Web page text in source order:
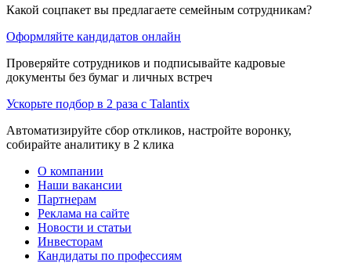
Какой соцпакет вы предлагаете семейным сотрудникам?
Оформляйте кандидатов онлайн
Проверяйте сотрудников и подписывайте кадровые
документы без бумаг и личных встреч
Ускорьте подбор в 2 раза с Talantix
Автоматизируйте сбор откликов, настройте воронку,
собирайте аналитику в 2 клика
О компании
Наши вакансии
Партнерам
Реклама на сайте
Новости и статьи
Инвесторам
Кандидаты по профессиям